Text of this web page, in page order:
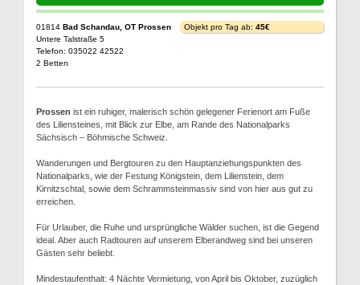
01814 Bad Schandau, OT Prossen
Untere Talstraße 5
Telefon: 035022 42522
2 Betten
Objekt pro Tag ab: 45€
Prossen ist ein ruhiger, malerisch schön gelegener Ferienort am Fuße
des Liliensteines, mit Blick zur Elbe, am Rande des Nationalparks
Sächsisch – Böhmische Schweiz.
Wanderungen und Bergtouren zu den Hauptanziehungspunkten des
Nationalparks, wie der Festung Königstein, dem Lilienstein, dem
Kirnitzschtal, sowie dem Schrammsteinmassiv sind von hier aus gut zu
erreichen.
Für Urlauber, die Ruhe und ursprüngliche Wälder suchen, ist die Gegend
ideal. Aber auch Radtouren auf unserem Elberandweg sind bei unseren
Gästen sehr beliebt.
Mindestaufenthalt: 4 Nächte Vermietung, von April bis Oktober, zuzüglich